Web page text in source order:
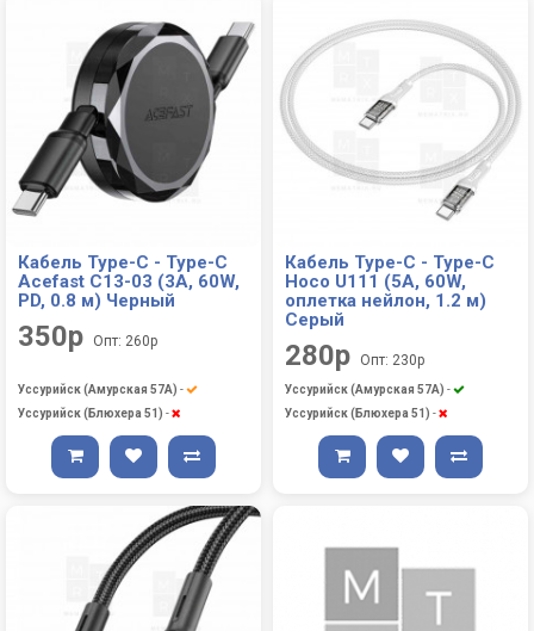
Кабель Type-C - Type-C
Acefast С13-03 (3A, 60W,
PD, 0.8 м) Черный
350р Опт: 260р
Уссурийск (Амурская 57А) -
Уссурийск (Блюхера 51) -
Кабель Type-C - Type-C
Hoco U111 (5A, 60W,
оплетка нейлон, 1.2 м)
Серый
280р Опт: 230р
Уссурийск (Амурская 57А) -
Уссурийск (Блюхера 51) -